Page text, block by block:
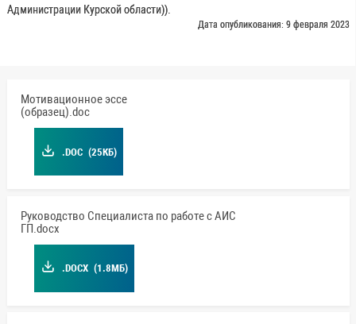
Администрации Курской области)).
Дата опубликования: 9 февраля 2023
Мотивационное эссе
(образец).doc
.DOC (25КБ)
Руководство Специалиста по работе с АИС
ГП.docx
.DOCX (1.8МБ)